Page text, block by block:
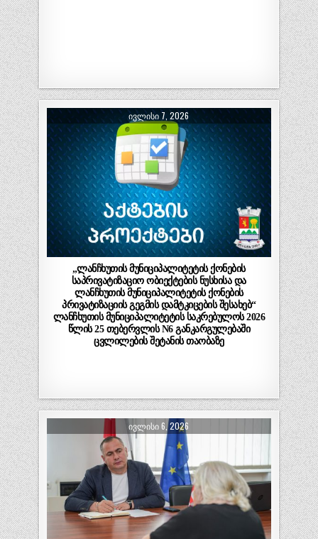
ᲘᲕᲚᲘᲡᲘ 7, 2026
„ლანჩხუთის მუნიციპალიტეტის ქონების
საპრივატიზაციო ობიექტების ნუსხისა და
ლანჩხუთის მუნიციპალიტეტის ქონების
პრივატიზაციის გეგმის დამტკიცების შესახებ“
ლანჩხუთის მუნიციპალიტეტის საკრებულოს 2026
წლის 25 თებერვლის N6 განკარგულებაში
ცვლილების შეტანის თაობაზე
ᲘᲕᲚᲘᲡᲘ 6, 2026